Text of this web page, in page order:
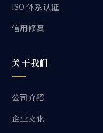
ISO 体系认证
信用修复
关于我们
公司介绍
企业文化